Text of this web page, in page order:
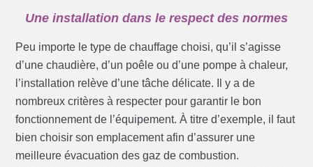
Une installation dans le respect des normes
Peu importe le type de chauffage choisi, qu’il s’agisse
d’une chaudière, d’un poêle ou d’une pompe à chaleur,
l’installation relève d’une tâche délicate. Il y a de
nombreux critères à respecter pour garantir le bon
fonctionnement de l’équipement. À titre d’exemple, il faut
bien choisir son emplacement afin d’assurer une
meilleure évacuation des gaz de combustion.